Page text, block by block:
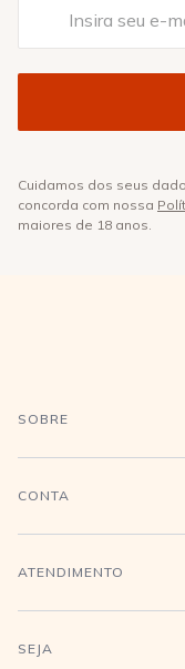
Cuidamos dos seus
concorda com nossa
maiores de 18 anos.
SOBRE
História
Conecte-se
CONTA
Login
ATENDIMENTO
Compra Segura
SEJA